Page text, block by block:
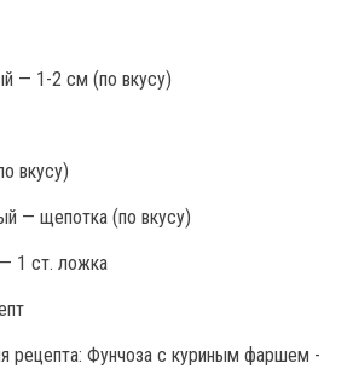
— 1-2 см (по вкусу)
вкусу)
— щепотка (по вкусу)
1 ст. ложка